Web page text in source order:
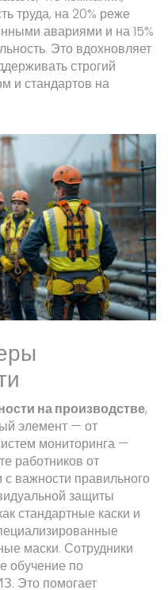
труда, на 20% реже
авариями и на 15%
Это вдохновляет
строгий
и стандартов на
на производстве,
элемент — от
мониторинга —
работников от
важности правильного
защиты
стандартные каски и
маски. Сотрудники
обучение по
Это помогает